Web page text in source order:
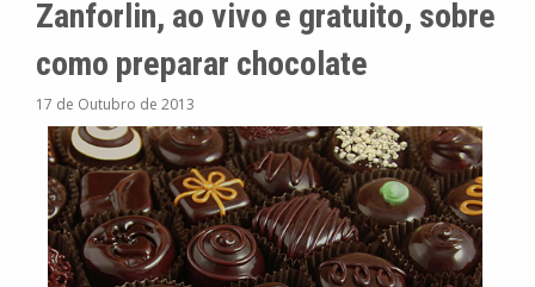
Zanforlin, ao vivo e gratuito, sobre
como preparar chocolate
17 de Outubro de 2013